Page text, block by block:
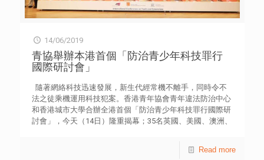
決心改過。 4. 智仔 在不良朋輩的慫恿下吸毒，其後更在金
錢的利誘下販賣毒品。不良朋輩亦影響了他的價值觀，十分
後與女朋友的關係受到挫折，媽媽亦對他的行為感到失望，
智仔明白到吸毒的禍害。他重遇一位吸毒前已經認識的好朋
友，在勸告及支持下，決心戒除毒癮。 5. 晉仔 初中受不良
朋輩影響，其後因販運毒品而被判入歌連臣角懲教所。被捕
前，他認為不良朋輩是着重義氣，但被捕後，發現所謂的
「兄弟」均沒有探望他。 相反，即使每次只有短短的30分
鐘，媽媽仍然堅持花3個多小時到懲教所探望他，使他深深
體會媽媽無私的愛，立志重新做人。 6. 阿豪 中二開始與不
為，因一次嚴重傷人而被捕。他襲擊的一方，更被打至有生
命危險。 阿豪為了逃避警方拘捕而逃走，潛伏期間回想過去
14/06/2019
青協舉辦本港首個「防治青少年科技罪行
國際研討會」
隨著網絡科技迅速發展，新生代經常機不離手，同時令不
法之徒乘機運用科技犯案。香港青年協會青年違法防治中心
和香港城市大學合辦全港首個「防治青少年科技罪行國際研
討會」，今天（14日）隆重揭幕；35名英國、美國、澳洲、
工、執法人員、家長、教師及社區人士出席。明天（15日）
Read more